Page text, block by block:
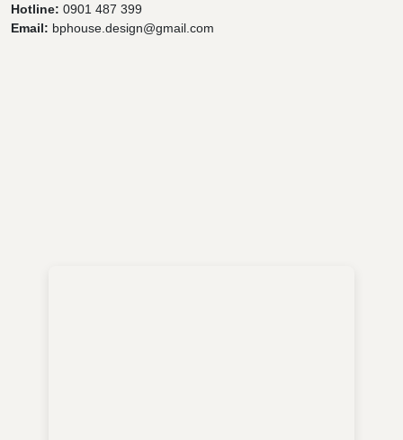
Hotline: 0901 487 399
Email: bphouse.design@gmail.com